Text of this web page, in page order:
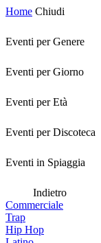
Home Chiudi
Eventi per Genere
Eventi per Giorno
Eventi per Età
Eventi per Discoteca
Eventi in Spiaggia
Indietro
Commerciale
Trap
Hip Hop